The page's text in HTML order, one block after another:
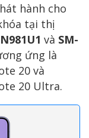
hành cho
tại thị
và SM-
ứng là
20 và
20 Ultra.